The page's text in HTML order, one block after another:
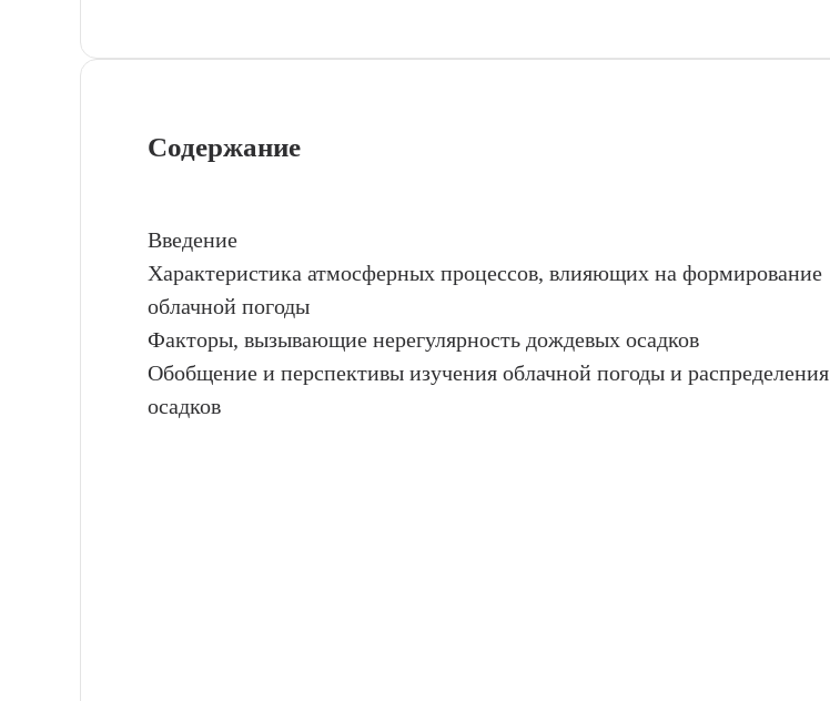
Содержание
Введение
Характеристика атмосферных процессов, влияющих на формирование
облачной погоды
Факторы, вызывающие нерегулярность дождевых осадков
Обобщение и перспективы изучения облачной погоды и распределения
осадков